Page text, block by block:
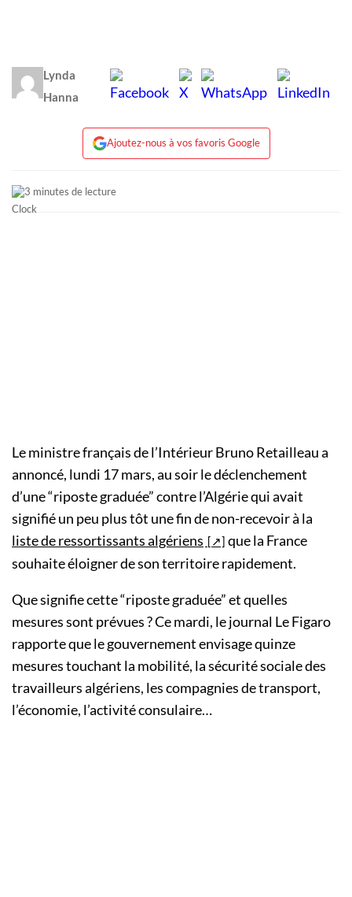
Lynda
Hanna
Ajoutez-nous à vos favoris Google
3 minutes de lecture
Le ministre français de l’Intérieur Bruno Retailleau a
annoncé, lundi 17 mars, au soir le déclenchement
d’une “riposte graduée” contre l’Algérie qui avait
signifié un peu plus tôt une fin de non-recevoir à la
liste de ressortissants algériens
que la France
souhaite éloigner de son territoire rapidement.
Que signifie cette “riposte graduée” et quelles
mesures sont prévues ? Ce mardi, le journal Le Figaro
rapporte que le gouvernement envisage quinze
mesures touchant la mobilité, la sécurité sociale des
travailleurs algériens, les compagnies de transport,
l’économie, l’activité consulaire…